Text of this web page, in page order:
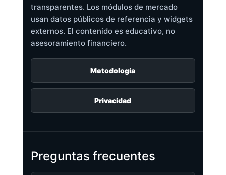
transparentes. Los módulos de mercado
usan datos públicos de referencia y widgets
externos. El contenido es educativo, no
asesoramiento financiero.
Metodología
Privacidad
Preguntas frecuentes